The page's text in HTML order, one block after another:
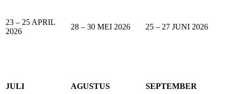
23 – 25 APRIL
2026
28 – 30 MEI 2026 25 – 27 JUNI 2026
JULI AGUSTUS SEPTEMBER